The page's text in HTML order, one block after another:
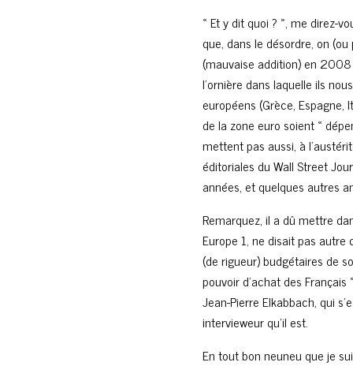
« Et y dit quoi ? », me direz-
que, dans le désordre, on
(mauvaise addition) en
l’ornière dans laquelle ils
européens (Grèce,
de la zone euro soient «
mettent pas aussi, à
éditoriales du Wall Street
années, et quelques autres
Remarquez, il a dû mettre
Europe 1, ne disait pas
(de rigueur) budgétaires de
pouvoir d’achat des
Jean-Pierre Elkabbach, qui
intervieweur qu’il est.
En tout bon neuneu que je